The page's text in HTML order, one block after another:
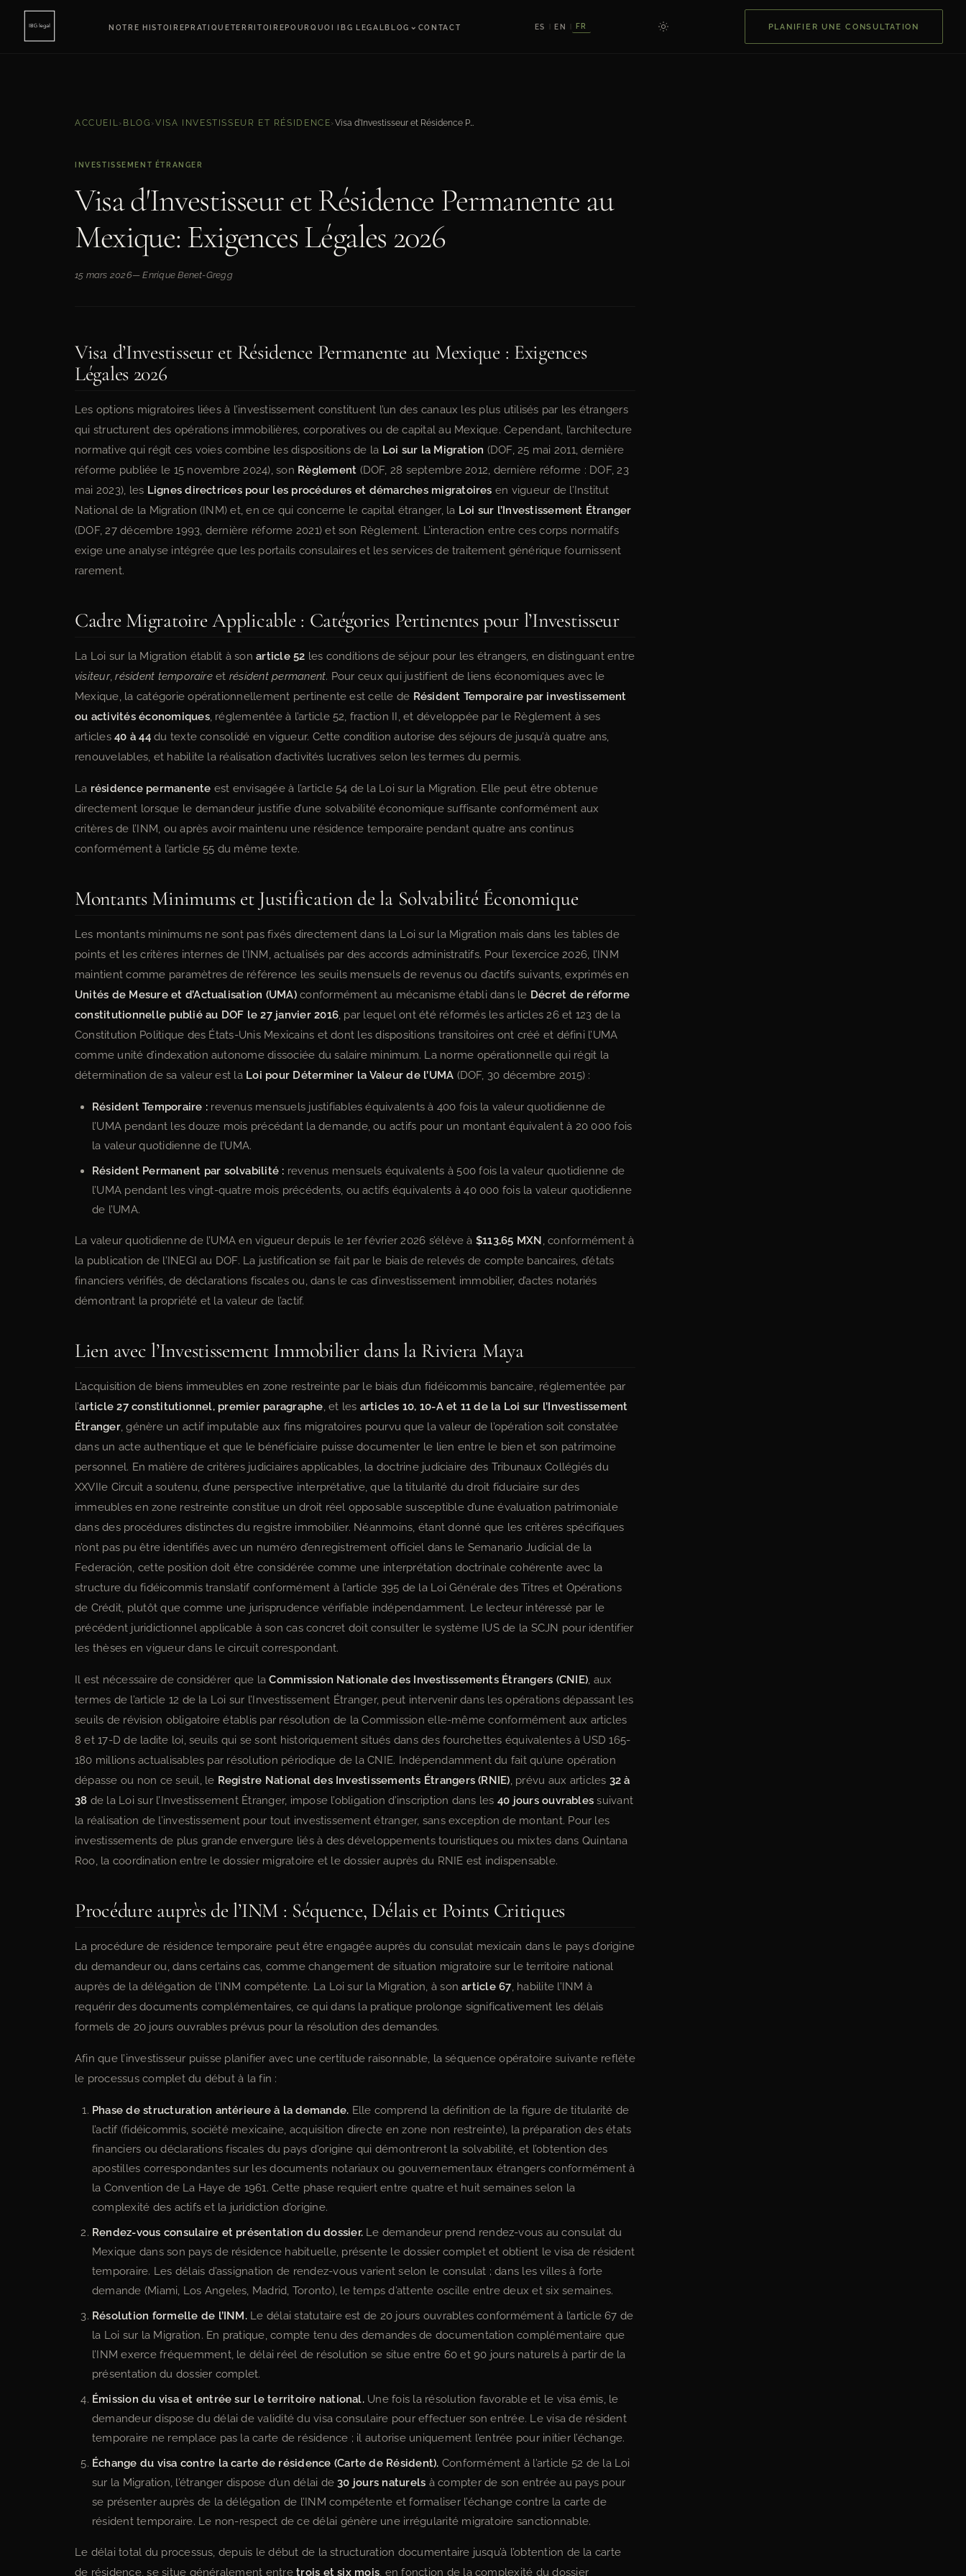
NOTRE HISTOIREPRATIQUETERRITOIREPOURQUOI IBG LEGALBLOG ⌄ CONTACT ES EN FR PLANIFIER UNE CONSULTATION
ACCUEIL › BLOG ›VISA INVESTISSEUR ET RÉSIDENCE› Visa d'Investisseur et Résidence Permanente au Mexique: Exigences Légales 2026
INVESTISSEMENT ÉTRANGER
Visa d'Investisseur et Résidence Permanente au
Mexique: Exigences Légales 2026
15 mars 2026— Enrique Benet-Gregg
Visa d’Investisseur et Résidence Permanente au Mexique : Exigences
Légales 2026
Les options migratoires liées à l’investissement constituent l’un des canaux les plus utilisés par les étrangers
qui structurent des opérations immobilières, corporatives ou de capital au Mexique. Cependant, l’architecture
normative qui régit ces voies combine les dispositions de la Loi sur la Migration (DOF, 25 mai 2011, dernière
réforme publiée le 15 novembre 2024), son Règlement (DOF, 28 septembre 2012, dernière réforme : DOF, 23
mai 2023), les Lignes directrices pour les procédures et démarches migratoires en vigueur de l’Institut
National de la Migration (INM) et, en ce qui concerne le capital étranger, la Loi sur l’Investissement Étranger
(DOF, 27 décembre 1993, dernière réforme 2021) et son Règlement. L’interaction entre ces corps normatifs
exige une analyse intégrée que les portails consulaires et les services de traitement générique fournissent
rarement.
Cadre Migratoire Applicable : Catégories Pertinentes pour l’Investisseur
La Loi sur la Migration établit à sonarticle 52 les conditions de séjour pour les étrangers, en distinguant entre
visiteur,résident temporaireet résident permanent. Pour ceux qui justifient de liens économiques avec le
Mexique, la catégorie opérationnellement pertinente est celle de Résident Temporaire par investissement
ou activités économiques, réglementée à l’article 52, fraction II, et développée par le Règlement à ses
articles40 à 44du texte consolidé en vigueur. Cette condition autorise des séjours de jusqu’à quatre ans,
renouvelables, et habilite la réalisation d’activités lucratives selon les termes du permis.
La résidence permanente est envisagée à l’article 54 de la Loi sur la Migration. Elle peut être obtenue
directement lorsque le demandeur justifie d’une solvabilité économique suffisante conformément aux
critères de l’INM, ou après avoir maintenu une résidence temporaire pendant quatre ans continus
conformément à l’article 55 du même texte.
Montants Minimums et Justification de la Solvabilité Économique
Les montants minimums ne sont pas fixés directement dans la Loi sur la Migration mais dans les tables de
points et les critères internes de l’INM, actualisés par des accords administratifs. Pour l’exercice 2026, l’INM
maintient comme paramètres de référence les seuils mensuels de revenus ou d’actifs suivants, exprimés en
Unités de Mesure et d’Actualisation (UMA)conformément au mécanisme établi dans le Décret de réforme
constitutionnelle publié au DOF le 27 janvier 2016, par lequel ont été réformés les articles 26 et 123 de la
Constitution Politique des États-Unis Mexicains et dont les dispositions transitoires ont créé et défini l’UMA
comme unité d’indexation autonome dissociée du salaire minimum. La norme opérationnelle qui régit la
détermination de sa valeur est la Loi pour Déterminer la Valeur de l’UMA (DOF, 30 décembre 2015) :
Résident Temporaire : revenus mensuels justifiables équivalents à 400 fois la valeur quotidienne de
l’UMA pendant les douze mois précédant la demande, ou actifs pour un montant équivalent à 20 000 fois
la valeur quotidienne de l’UMA.
Résident Permanent par solvabilité : revenus mensuels équivalents à 500 fois la valeur quotidienne de
l’UMA pendant les vingt-quatre mois précédents, ou actifs équivalents à 40 000 fois la valeur quotidienne
de l’UMA.
La valeur quotidienne de l’UMA en vigueur depuis le 1er février 2026 s’élève à $113,65 MXN, conformément à
la publication de l’INEGI au DOF. La justification se fait par le biais de relevés de compte bancaires, d’états
financiers vérifiés, de déclarations fiscales ou, dans le cas d’investissement immobilier, d’actes notariés
démontrant la propriété et la valeur de l’actif.
Lien avec l’Investissement Immobilier dans la Riviera Maya
L’acquisition de biens immeubles en zone restreinte par le biais d’un fidéicommis bancaire, réglementée par
l’article 27 constitutionnel, premier paragraphe, et les articles 10, 10-A et 11 de la Loi sur l’Investissement
Étranger, génère un actif imputable aux fins migratoires pourvu que la valeur de l’opération soit constatée
dans un acte authentique et que le bénéficiaire puisse documenter le lien entre le bien et son patrimoine
personnel. En matière de critères judiciaires applicables, la doctrine judiciaire des Tribunaux Collégiés du
XXVIIe Circuit a soutenu, d’une perspective interprétative, que la titularité du droit fiduciaire sur des
immeubles en zone restreinte constitue un droit réel opposable susceptible d’une évaluation patrimoniale
dans des procédures distinctes du registre immobilier. Néanmoins, étant donné que les critères spécifiques
n’ont pas pu être identifiés avec un numéro d’enregistrement officiel dans le Semanario Judicial de la
Federación, cette position doit être considérée comme une interprétation doctrinale cohérente avec la
structure du fidéicommis translatif conformément à l’article 395 de la Loi Générale des Titres et Opérations
de Crédit, plutôt que comme une jurisprudence vérifiable indépendamment. Le lecteur intéressé par le
précédent juridictionnel applicable à son cas concret doit consulter le système IUS de la SCJN pour identifier
les thèses en vigueur dans le circuit correspondant.
Il est nécessaire de considérer que laCommission Nationale des Investissements Étrangers (CNIE), aux
termes de l’article 12 de la Loi sur l’Investissement Étranger, peut intervenir dans les opérations dépassant les
seuils de révision obligatoire établis par résolution de la Commission elle-même conformément aux articles
8 et 17-D de ladite loi, seuils qui se sont historiquement situés dans des fourchettes équivalentes à USD 165-
180 millions actualisables par résolution périodique de la CNIE. Indépendamment du fait qu’une opération
dépasse ou non ce seuil, le Registre National des Investissements Étrangers (RNIE), prévu aux articles 32 à
38 de la Loi sur l’Investissement Étranger, impose l’obligation d’inscription dans les 40 jours ouvrables suivant
la réalisation de l’investissement pour tout investissement étranger, sans exception de montant. Pour les
investissements de plus grande envergure liés à des développements touristiques ou mixtes dans Quintana
Roo, la coordination entre le dossier migratoire et le dossier auprès du RNIE est indispensable.
Procédure auprès de l’INM : Séquence, Délais et Points Critiques
La procédure de résidence temporaire peut être engagée auprès du consulat mexicain dans le pays d’origine
du demandeur ou, dans certains cas, comme changement de situation migratoire sur le territoire national
auprès de la délégation de l’INM compétente. La Loi sur la Migration, à sonarticle 67, habilite l’INM à
requérir des documents complémentaires, ce qui dans la pratique prolonge significativement les délais
formels de 20 jours ouvrables prévus pour la résolution des demandes.
Afin que l’investisseur puisse planifier avec une certitude raisonnable, la séquence opératoire suivante reflète
le processus complet du début à la fin :
Phase de structuration antérieure à la demande. Elle comprend la définition de la figure de titularité de
l’actif (fidéicommis, société mexicaine, acquisition directe en zone non restreinte), la préparation des états
financiers ou déclarations fiscales du pays d’origine qui démontreront la solvabilité, et l’obtention des
apostilles correspondantes sur les documents notariaux ou gouvernementaux étrangers conformément à
la Convention de La Haye de 1961. Cette phase requiert entre quatre et huit semaines selon la
complexité des actifs et la juridiction d’origine.
Rendez-vous consulaire et présentation du dossier. Le demandeur prend rendez-vous au consulat du
Mexique dans son pays de résidence habituelle, présente le dossier complet et obtient le visa de résident
temporaire. Les délais d’assignation de rendez-vous varient selon le consulat ; dans les villes à forte
demande (Miami, Los Angeles, Madrid, Toronto), le temps d’attente oscille entre deux et six semaines.
Résolution formelle de l’INM.Le délai statutaire est de 20 jours ouvrables conformément à l’article 67 de
la Loi sur la Migration. En pratique, compte tenu des demandes de documentation complémentaire que
l’INM exerce fréquemment, le délai réel de résolution se situe entre 60 et 90 jours naturels à partir de la
présentation du dossier complet.
Émission du visa et entrée sur le territoire national.Une fois la résolution favorable et le visa émis, le
demandeur dispose du délai de validité du visa consulaire pour effectuer son entrée. Le visa de résident
temporaire ne remplace pas la carte de résidence ; il autorise uniquement l’entrée pour initier l’échange.
Échange du visa contre la carte de résidence (Carte de Résident). Conformément à l’article 52 de la Loi
sur la Migration, l’étranger dispose d’un délai de30 jours naturels à compter de son entrée au pays pour
se présenter auprès de la délégation de l’INM compétente et formaliser l’échange contre la carte de
résident temporaire. Le non-respect de ce délai génère une irrégularité migratoire sanctionnable.
Le délai total du processus, depuis le début de la structuration documentaire jusqu’à l’obtention de la carte
de résidence, se situe généralement entretrois et six mois, en fonction de la complexité du dossier